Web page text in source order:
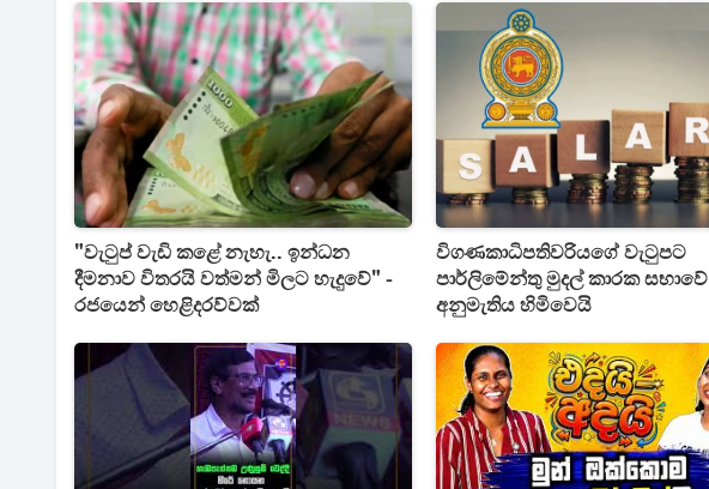
"වැටුප් වැඩි කළේ නැහැ.. ඉන්ධන
දීමනාව විතරයි වත්මන් මිලට හැදුවේ" -
රජයෙන් හෙළිදරව්වක්
විගණකාධිපතිවරියගේ වැටුපට
පාර්ලිමේන්තු මුදල් කාරක සභාවේ
අනුමැතිය හිමිවෙයි